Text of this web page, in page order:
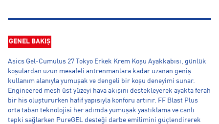
GENEL BAKIŞ
Asics Gel-Cumulus 27 Tokyo Erkek Krem Koşu Ayakkabısı, günlük
koşulardan uzun mesafeli antrenmanlara kadar uzanan geniş
kullanım alanıyla yumuşak ve dengeli bir koşu deneyimi sunar.
Engineered mesh üst yüzeyi hava akışını destekleyerek ayakta ferah
bir his oluştururken hafif yapısıyla konforu artırır. FF Blast Plus
orta taban teknolojisi her adımda yumuşak yastıklama ve canlı
tepki sağlarken PureGEL desteği darbe emilimini güçlendirerek